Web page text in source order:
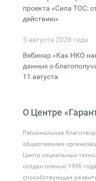
проекта «Сила ТОС:
действию»
5 августа 2026 года
Вебинар «Как НКО
данных о
11 августа
О Центре
Региональная
общественная
Центр социальных
создан осенью 1996
способствующая